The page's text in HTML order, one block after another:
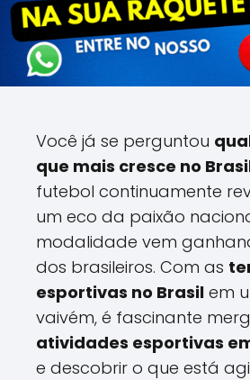
Você já se perguntou
que mais cresce no
futebol continuamente
um eco da paixão
modalidade vem
dos brasileiros. Com as
esportivas no Brasil em
vaivém, é fascinante
atividades esportivas
e descobrir o que está